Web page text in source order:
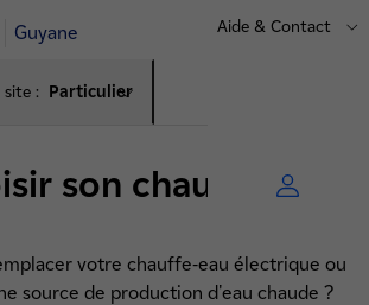
Guyane
site : Particulier
Aide & Contact
son chauffe-eau
votre chauffe-eau électrique ou
source de production d'eau chaude ?